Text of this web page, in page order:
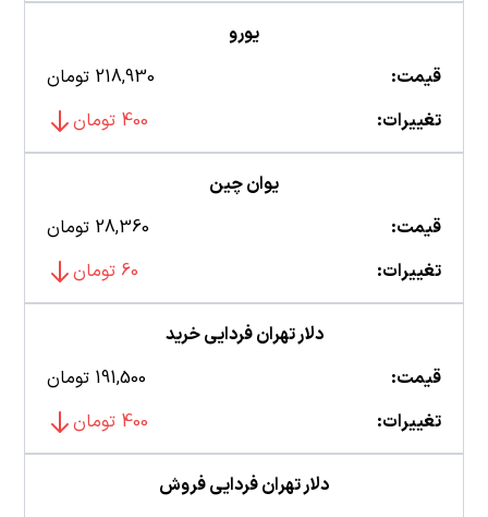
یورو
قیمت:
218,930 تومان
تغییرات:
400 تومان
یوان چین
قیمت:
28,360 تومان
تغییرات:
60 تومان
دلار تهران فردایی خرید
قیمت:
191,500 تومان
تغییرات:
400 تومان
دلار تهران فردایی فروش